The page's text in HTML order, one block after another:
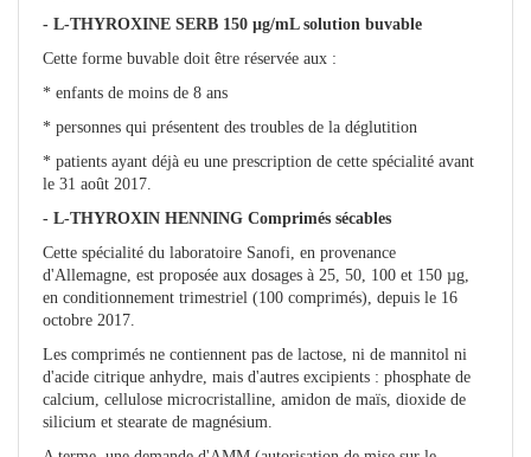
- L-THYROXINE SERB 150 µg/mL solution buvable
Cette forme buvable doit être réservée aux :
* enfants de moins de 8 ans
* personnes qui présentent des troubles de la déglutition
* patients ayant déjà eu une prescription de cette spécialité avant
le 31 août 2017.
- L-THYROXIN HENNING Comprimés sécables
Cette spécialité du laboratoire Sanofi, en provenance
d'Allemagne, est proposée aux dosages à 25, 50, 100 et 150 µg,
en conditionnement trimestriel (100 comprimés), depuis le 16
octobre 2017.
Les comprimés ne contiennent pas de lactose, ni de mannitol ni
d'acide citrique anhydre, mais d'autres excipients : phosphate de
calcium, cellulose microcristalline, amidon de maïs, dioxide de
silicium et stearate de magnésium.